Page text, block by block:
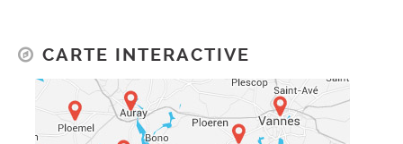
CARTE INTERACTIVE